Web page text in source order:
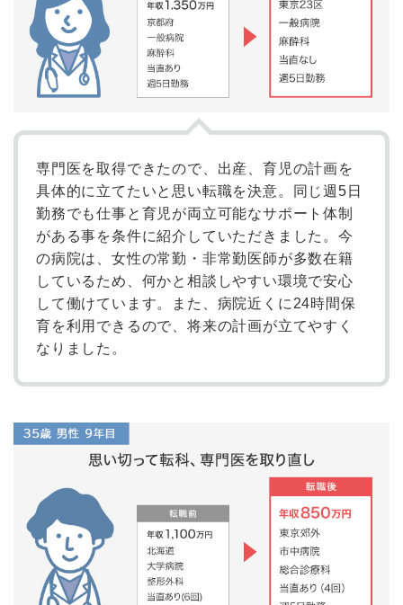
専門医を取得できたので、出産、育児の計画を
具体的に立てたいと思い転職を決意。同じ週5日
勤務でも仕事と育児が両立可能なサポート体制
がある事を条件に紹介していただきました。今
の病院は、女性の常勤・非常勤医師が多数在籍
しているため、何かと相談しやすい環境で安心
して働けています。また、病院近くに24時間保
育を利用できるので、将来の計画が立てやすく
なりました。